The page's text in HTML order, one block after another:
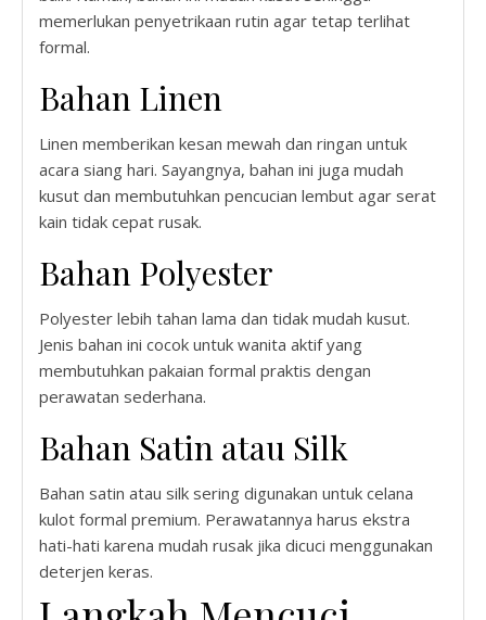
memerlukan penyetrikaan rutin agar tetap terlihat
formal.
Bahan Linen
Linen memberikan kesan mewah dan ringan untuk
acara siang hari. Sayangnya, bahan ini juga mudah
kusut dan membutuhkan pencucian lembut agar serat
kain tidak cepat rusak.
Bahan Polyester
Polyester lebih tahan lama dan tidak mudah kusut.
Jenis bahan ini cocok untuk wanita aktif yang
membutuhkan pakaian formal praktis dengan
perawatan sederhana.
Bahan Satin atau Silk
Bahan satin atau silk sering digunakan untuk celana
kulot formal premium. Perawatannya harus ekstra
hati-hati karena mudah rusak jika dicuci menggunakan
deterjen keras.